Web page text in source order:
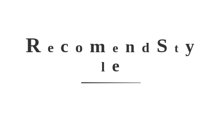
R e c o m e n d S t y
l e